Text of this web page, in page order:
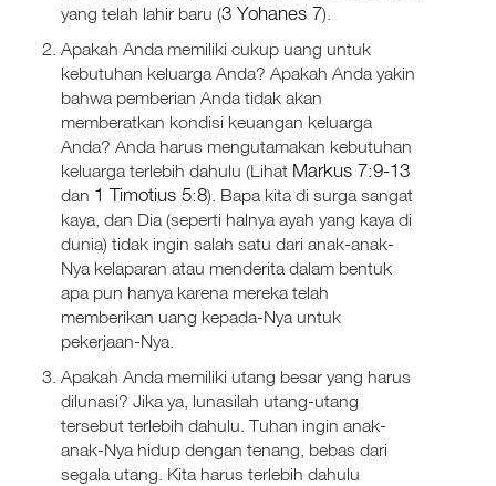
yang telah lahir baru (3 Yohanes 7).
Apakah Anda memiliki cukup uang untuk
kebutuhan keluarga Anda? Apakah Anda yakin
bahwa pemberian Anda tidak akan
memberatkan kondisi keuangan keluarga
Anda? Anda harus mengutamakan kebutuhan
keluarga terlebih dahulu (Lihat Markus 7:9-13
dan 1 Timotius 5:8). Bapa kita di surga sangat
kaya, dan Dia (seperti halnya ayah yang kaya di
dunia) tidak ingin salah satu dari anak-anak-
Nya kelaparan atau menderita dalam bentuk
apa pun hanya karena mereka telah
memberikan uang kepada-Nya untuk
pekerjaan-Nya.
Apakah Anda memiliki utang besar yang harus
dilunasi? Jika ya, lunasilah utang-utang
tersebut terlebih dahulu. Tuhan ingin anak-
anak-Nya hidup dengan tenang, bebas dari
segala utang. Kita harus terlebih dahulu